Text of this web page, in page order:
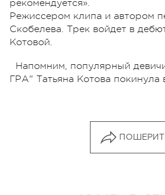
рекомендуется».
Режиссером клипа и автором
Скобелева. Трек войдет в
Котовой.
Напомним, популярный
ГРА" Татьяна Котова покинула